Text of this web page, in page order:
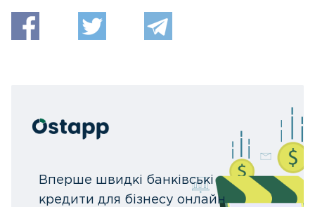
Вперше швидкі банківські
кредити для бізнесу онлайн